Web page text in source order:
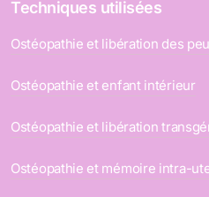
Techniques utilisées
Ostéopathie et libération des
Ostéopathie et enfant intérieur
Ostéopathie et libération
Ostéopathie et mémoire intra-